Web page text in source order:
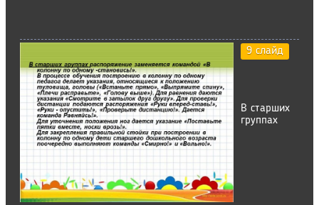
9 слайд
В старших
группах